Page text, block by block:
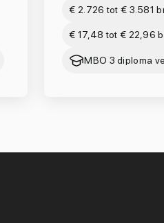
€ 2.726 tot € 3.581
€ 17,48 tot € 22,96
MBO 3 diploma